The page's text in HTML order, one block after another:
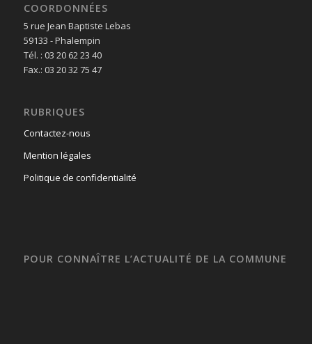
COORDONNÉES
5 rue Jean Baptiste Lebas
59133 - Phalempin
Tél. : 03 20 62 23 40
Fax.: 03 20 32 75 47
RUBRIQUES
Contactez-nous
Mention légales
Politique de confidentialité
POUR CONNAÎTRE L’ACTUALITÉ DE LA COMMUNE